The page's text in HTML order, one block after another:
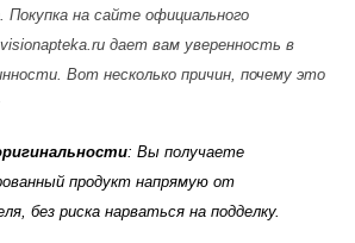
Покупка на сайте официального
visionapteka.ru дает вам уверенность в
Вот несколько причин, почему это
: Вы получаете
продукт напрямую от
без риска нарваться на подделку.